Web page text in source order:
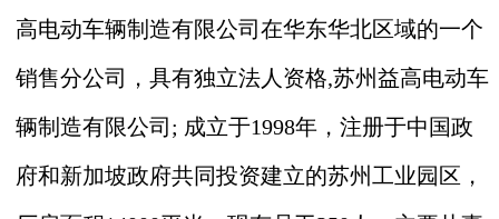
高电动车辆制造有限公司在华东华北区域的一个
销售分公司，具有独立法人资格,苏州益高电动车
辆制造有限公司; 成立于1998年，注册于中国政
府和新加坡政府共同投资建立的苏州工业园区，